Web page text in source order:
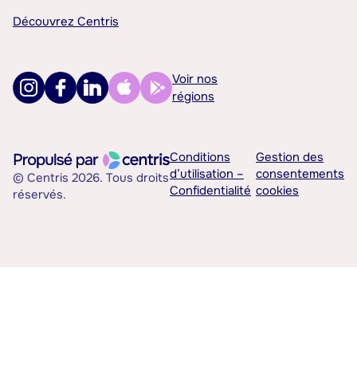
Découvrez Centris
Voir nos
régions
© Centris 2026. Tous droits
réservés.
Conditions
d’utilisation –
Confidentialité
Gestion des
consentements
cookies